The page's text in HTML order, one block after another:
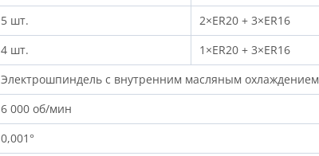
5 шт.
2×ER20 + 3×ER16
4 шт. 1×ER20 + 3×ER16
Электрошпиндель с внутренним масляным охлаждением
6 000 об/мин
0,001°